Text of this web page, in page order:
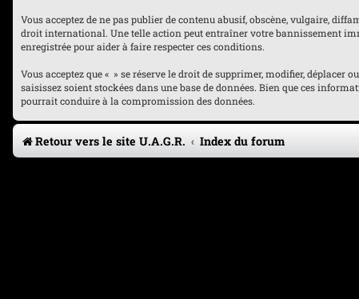
Vous acceptez de ne pas publier de contenu abusif, obscène, vulgaire,
droit international. Une telle action peut entraîner votre bannissement
enregistrée pour aider à faire respecter ces conditions.
Vous acceptez que « » se réserve le droit de supprimer, modifier,
saisissez soient stockées dans une base de données. Bien que ces
pourrait conduire à la compromission des données.
Retour vers le site U.A.G.R. Index du forum